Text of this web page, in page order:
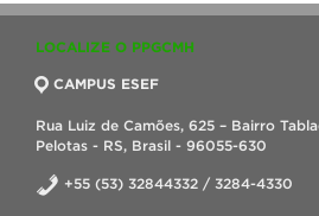
LOCALIZE O PPGCMH
CAMPUS ESEF
Rua Luiz de Camões, 625 – Bairro
Pelotas - RS, Brasil - 96055-630
+55 (53) 32844332 / 3284-4330